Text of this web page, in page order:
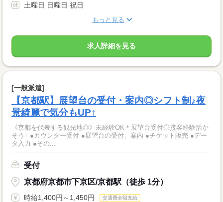
土曜日 日曜日 祝日
もっと見る
求人詳細を見る
[一般派遣]
【京都駅】展望台の受付・案内◎シフト制♪夜
景綺麗で気分もUP↑
《京都を代表する観光地◎》未経験OK＊展望台受付◎接客経験活か
そう↑ ●カウンター受付 ●展望台の受付、案内 ●チケット販売 ●デー
タ入力 ●その...
受付
京都府京都市下京区/京都駅（徒歩 1分）
時給1,400円～1,450円 交通費全額支給